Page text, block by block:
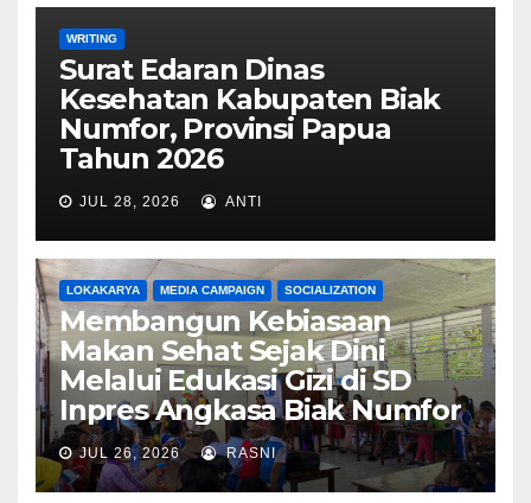
WRITING
Surat Edaran Dinas
Kesehatan Kabupaten Biak
Numfor, Provinsi Papua
Tahun 2026
JUL 28, 2026 ANTI
LOKAKARYA MEDIA CAMPAIGN SOCIALIZATION
Membangun Kebiasaan
Makan Sehat Sejak Dini
Melalui Edukasi Gizi di SD
Inpres Angkasa Biak Numfor
JUL 26, 2026 RASNI